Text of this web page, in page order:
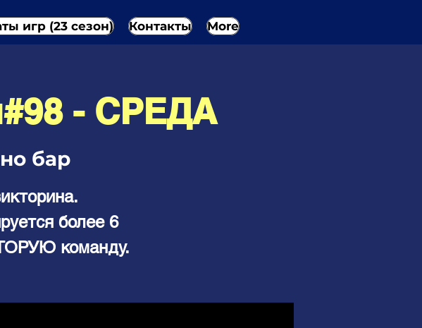
игр (23 сезон) Контакты More
- СРЕДА
бар
более 6
команду.